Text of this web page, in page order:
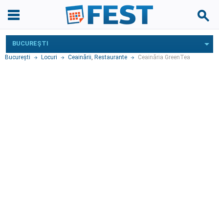
BUCUREŞTI
Bucureşti Locuri Ceainării, Restaurante Ceainăria GreenTea